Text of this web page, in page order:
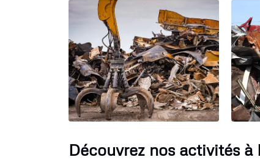
Découvrez nos activités